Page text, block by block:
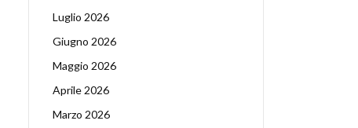
Luglio 2026
Giugno 2026
Maggio 2026
Aprile 2026
Marzo 2026